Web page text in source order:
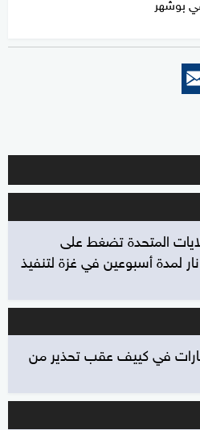
المتحدة تضغط على
لمدة أسبوعين في غزة لتنفيذ
في كييف عقب تحذير من